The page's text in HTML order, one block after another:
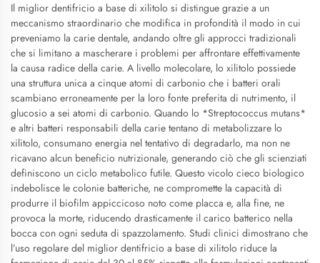
Il miglior dentifricio a base di xilitolo si distingue grazie a un
meccanismo straordinario che modifica in profondità il modo in cui
preveniamo la carie dentale, andando oltre gli approcci tradizionali
che si limitano a mascherare i problemi per affrontare effettivamente
la causa radice della carie. A livello molecolare, lo xilitolo possiede
una struttura unica a cinque atomi di carbonio che i batteri orali
scambiano erroneamente per la loro fonte preferita di nutrimento, il
glucosio a sei atomi di carbonio. Quando lo *Streptococcus mutans*
e altri batteri responsabili della carie tentano di metabolizzare lo
xilitolo, consumano energia nel tentativo di degradarlo, ma non ne
ricavano alcun beneficio nutrizionale, generando ciò che gli scienziati
definiscono un ciclo metabolico futile. Questo vicolo cieco biologico
indebolisce le colonie batteriche, ne compromette la capacità di
produrre il biofilm appiccicoso noto come placca e, alla fine, ne
provoca la morte, riducendo drasticamente il carico batterico nella
bocca con ogni seduta di spazzolamento. Studi clinici dimostrano che
l’uso regolare del miglior dentifricio a base di xilitolo riduce la